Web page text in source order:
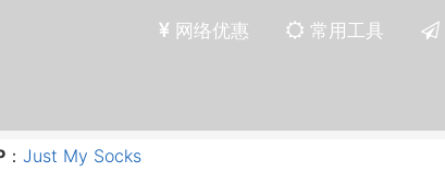
网络优惠 常用工具
： Just My Socks